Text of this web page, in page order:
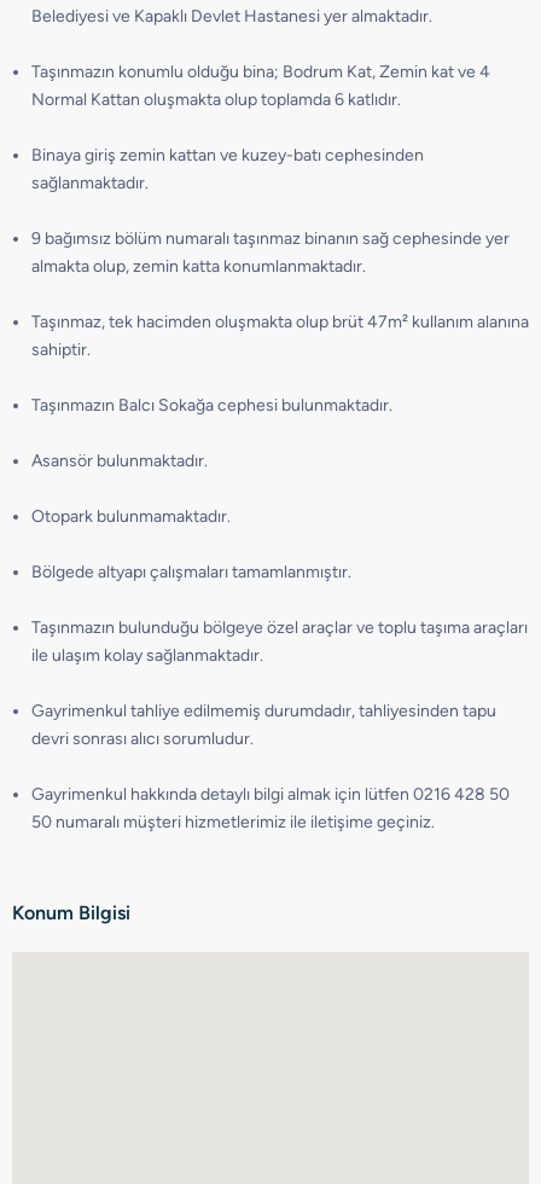
Belediyesi ve Kapaklı Devlet Hastanesi yer almaktadır.
Taşınmazın konumlu olduğu bina; Bodrum Kat, Zemin kat ve 4
Normal Kattan oluşmakta olup toplamda 6 katlıdır.
Binaya giriş zemin kattan ve kuzey-batı cephesinden
sağlanmaktadır.
9 bağımsız bölüm numaralı taşınmaz binanın sağ cephesinde yer
almakta olup, zemin katta konumlanmaktadır.
Taşınmaz, tek hacimden oluşmakta olup brüt 47m² kullanım alanına
sahiptir.
Taşınmazın Balcı Sokağa cephesi bulunmaktadır.
Asansör bulunmaktadır.
Otopark bulunmamaktadır.
Bölgede altyapı çalışmaları tamamlanmıştır.
Taşınmazın bulunduğu bölgeye özel araçlar ve toplu taşıma araçları
ile ulaşım kolay sağlanmaktadır.
Gayrimenkul tahliye edilmemiş durumdadır, tahliyesinden tapu
devri sonrası alıcı sorumludur.
Gayrimenkul hakkında detaylı bilgi almak için lütfen 0216 428 50
50 numaralı müşteri hizmetlerimiz ile iletişime geçiniz.
Konum Bilgisi